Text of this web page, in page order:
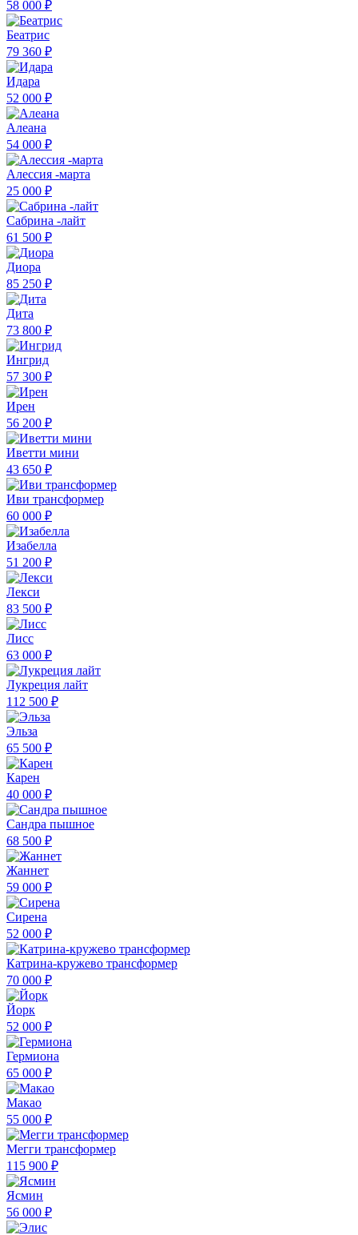
58 000 ₽
Беатрис
79 360 ₽
Идара
52 000 ₽
Алеана
54 000 ₽
Алессия -марта
25 000 ₽
Сабрина -лайт
61 500 ₽
Диора
85 250 ₽
Дита
73 800 ₽
Ингрид
57 300 ₽
Ирен
56 200 ₽
Иветти мини
43 650 ₽
Иви трансформер
60 000 ₽
Изабелла
51 200 ₽
Лекси
83 500 ₽
Лисс
63 000 ₽
Лукреция лайт
112 500 ₽
Эльза
65 500 ₽
Карен
40 000 ₽
Сандра пышное
68 500 ₽
Жаннет
59 000 ₽
Сирена
52 000 ₽
Катрина-кружево трансформер
70 000 ₽
Йорк
52 000 ₽
Гермиона
65 000 ₽
Макао
55 000 ₽
Мегги трансформер
115 900 ₽
Ясмин
56 000 ₽